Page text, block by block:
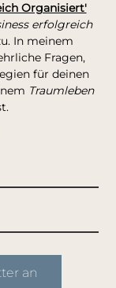
Organisiert'
erfolgreich
In meinem
Fragen,
für deinen
Traumleben
an